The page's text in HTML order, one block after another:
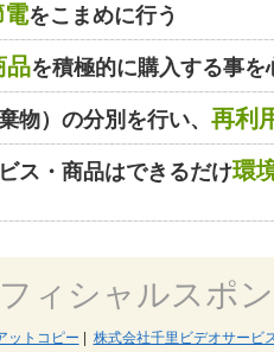
をこまめに行う
品を積極的に購入する事を
物）の分別を行い、 再利
ス・商品はできるだけ環
ィシャルスポ
トコピー 株式会社千里ビデオサービ